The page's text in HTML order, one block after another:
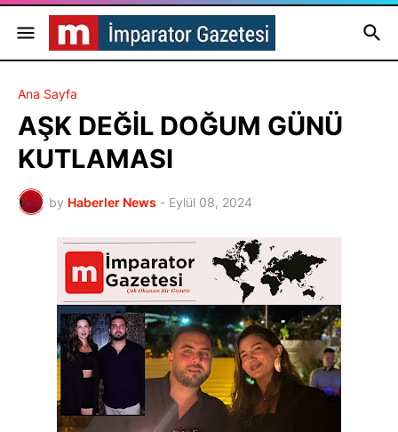
Ana Sayfa
AŞK DEĞİL DOĞUM GÜNÜ
KUTLAMASI
by Haberler News - Eylül 08, 2024